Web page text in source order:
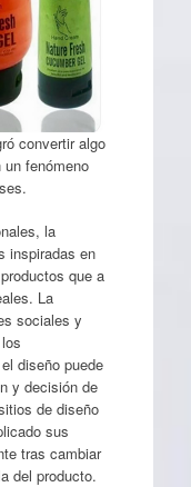
convertir algo
fenómeno
la
inspiradas en
que a
La
sociales y
diseño puede
y decisión de
de diseño
sus
tras cambiar
del producto.